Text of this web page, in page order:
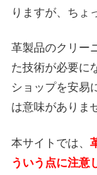
りますが、ちょ
革製品のクリー
た技術が必要に
ショップを安易
は意味がありま
本サイトでは、
ういう点に注意